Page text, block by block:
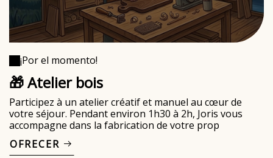
¡Por el momento!
🎁 Atelier bois
Participez à un atelier créatif et manuel au cœur de
votre séjour. Pendant environ 1h30 à 2h, Joris vous
accompagne dans la fabrication de votre prop
OFRECER